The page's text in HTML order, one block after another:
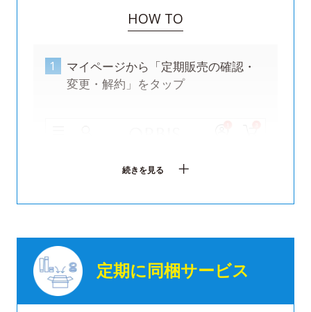
HOW TO
1
マイページから「定期販売の確認・
変更・解約」をタップ
続きを見る
定期に同梱サービス